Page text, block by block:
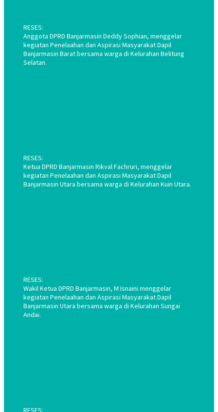
RESES:
Anggota DPRD Banjarmasin Deddy Sophian, menggelar
kegiatan Penelaahan dan Aspirasi Masyarakat Dapil
Banjarmasin Barat bersama warga di Kelurahan Belitung
Selatan.
RESES:
Ketua DPRD Banjarmasin Rikval Fachruri, menggelar
kegiatan Penelaahan dan Aspirasi Masyarakat Dapil
Banjarmasin Utara bersama warga di Kelurahan Kuin Utara.
RESES:
Wakil Ketua DPRD Banjarmasin, M Isnaini menggelar
kegiatan Penelaahan dan Aspirasi Masyarakat Dapil
Banjarmasin Utara bersama warga di Kelurahan Sungai
Andai.
RESES: